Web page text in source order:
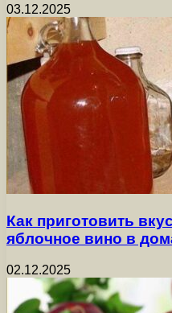
03.12.2025
Как приготовить
яблочное вино в
02.12.2025